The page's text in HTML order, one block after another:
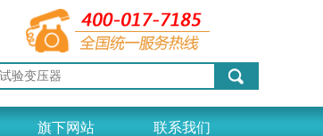
旗下网站 联系我们